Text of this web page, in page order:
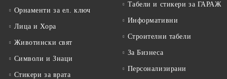
Орнаменти за ел. ключ
Лица и Хора
Животински свят
Символи и Знаци
Стикери за врата
Табели и стикери за ГАРАЖ
Информативни
Строителни табели
За Бизнеса
Персонализирани